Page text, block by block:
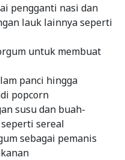
pengganti nasi dan
lauk lainnya seperti
untuk membuat
panci hingga
popcorn
susu dan buah-
sereal
sebagai pemanis